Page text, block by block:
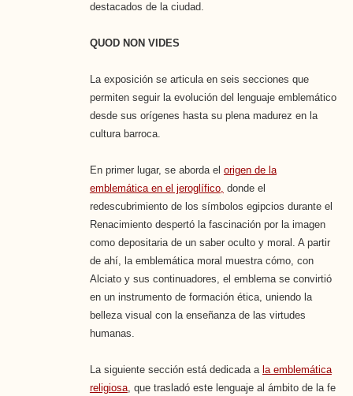
destacados de la ciudad.
QUOD NON VIDES
La exposición se articula en seis secciones que
permiten seguir la evolución del lenguaje emblemático
desde sus orígenes hasta su plena madurez en la
cultura barroca.
En primer lugar, se aborda el origen de la
emblemática en el jeroglífico, donde el
redescubrimiento de los símbolos egipcios durante el
Renacimiento despertó la fascinación por la imagen
como depositaria de un saber oculto y moral. A partir
de ahí, la emblemática moral muestra cómo, con
Alciato y sus continuadores, el emblema se convirtió
en un instrumento de formación ética, uniendo la
belleza visual con la enseñanza de las virtudes
humanas.
La siguiente sección está dedicada a la emblemática
religiosa, que trasladó este lenguaje al ámbito de la fe